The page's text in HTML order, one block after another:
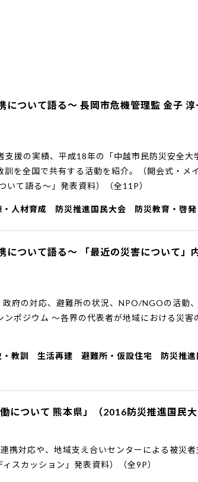
ついて語る～ 長岡市危機管理監 金子
援の実績、平成18年の「中越市民防災安全大
を全国で共有する活動を紹介。（開会式・メ
て語る～」発表資料）（全11P）
・人材育成 防災推進国民大会 防災教育・啓発
ついて語る～ 「最近の災害について」
府の対応、避難所の状況、NPO/NGOの活動
ポジウム ～各界の代表者が地域における災害
・教訓 生活再建 避難所・仮設住宅
防災推
について 熊本県」（2016防災推進国民大
携対応や、地域支え合いセンターによる被災者
スカッション」発表資料）（全9P）